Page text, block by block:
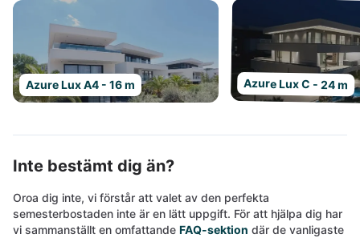
Azure Lux A4 - 16 m Azure Lux C - 24 m
Inte bestämt dig än?
Oroa dig inte, vi förstår att valet av den perfekta
semesterbostaden inte är en lätt uppgift. För att hjälpa dig har
vi sammanställt en omfattande FAQ-sektion där de vanligaste